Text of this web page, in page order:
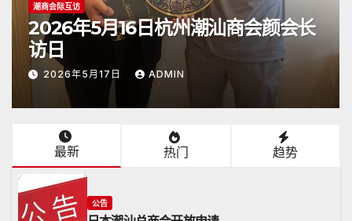
潮商会际互访
2026年5月16日杭州潮汕商会颜会长
访日
2026年5月17日 ADMIN
最新 热门 趋势
公告